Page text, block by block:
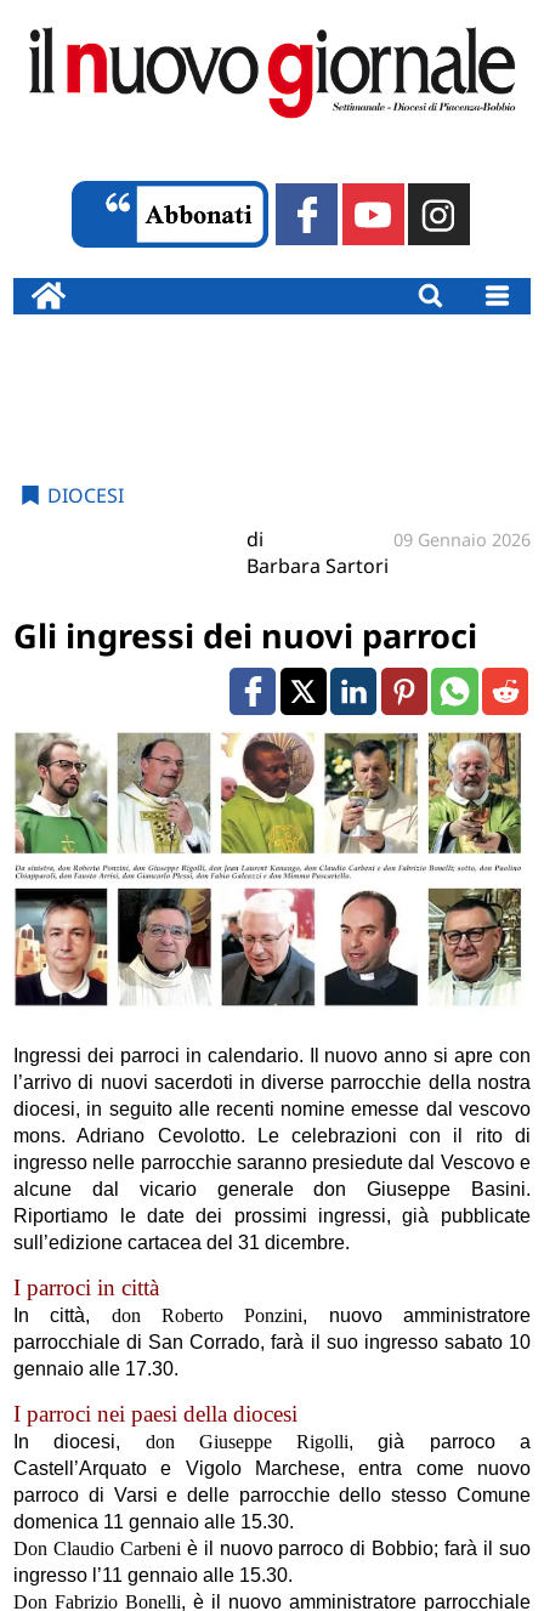
DIOCESI
di
Barbara Sartori
09 Gennaio 2026
Gli ingressi dei nuovi parroci
Ingressi dei parroci in calendario. Il nuovo anno si apre con
l’arrivo di nuovi sacerdoti in diverse parrocchie della nostra
diocesi, in seguito alle recenti nomine emesse dal vescovo
mons. Adriano Cevolotto. Le celebrazioni con il rito di
ingresso nelle parrocchie saranno presiedute dal Vescovo e
alcune dal vicario generale don Giuseppe Basini.
Riportiamo le date dei prossimi ingressi, già pubblicate
sull’edizione cartacea del 31 dicembre.
I parroci in città
In città, don Roberto Ponzini, nuovo amministratore
parrocchiale di San Corrado, farà il suo ingresso sabato 10
gennaio alle 17.30.
I parroci nei paesi della diocesi
In diocesi, don Giuseppe Rigolli, già parroco a
Castell’Arquato e Vigolo Marchese, entra come nuovo
parroco di Varsi e delle parrocchie dello stesso Comune
domenica 11 gennaio alle 15.30.
Don Claudio Carbeni è il nuovo parroco di Bobbio; farà il suo
ingresso l’11 gennaio alle 15.30.
Don Fabrizio Bonelli, è il nuovo amministratore parrocchiale